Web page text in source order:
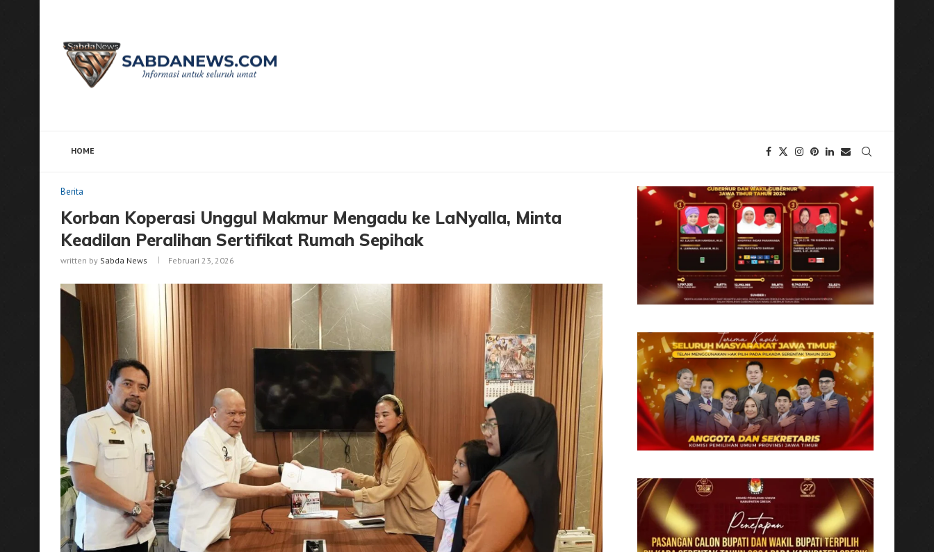
HOME
Berita
Korban Koperasi Unggul Makmur Mengadu ke LaNyalla, Minta
Keadilan Peralihan Sertifikat Rumah Sepihak
written by Sabda News Februari 23, 2026